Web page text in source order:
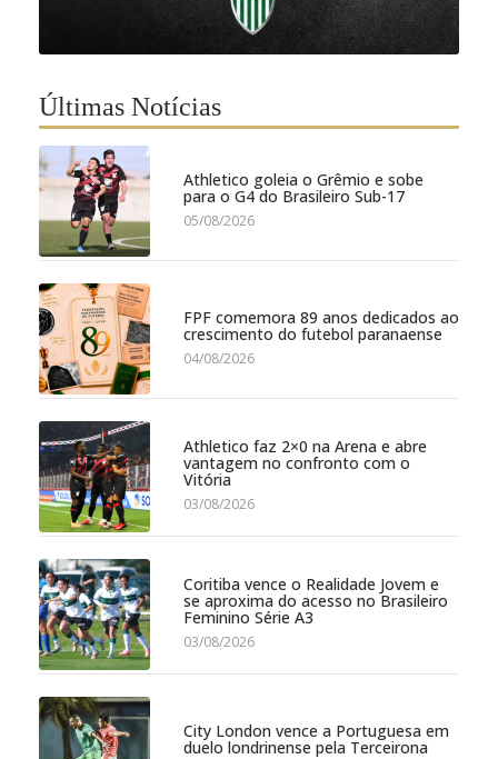
Últimas Notícias
Athletico goleia o Grêmio e sobe
para o G4 do Brasileiro Sub-17
05/08/2026
FPF comemora 89 anos dedicados ao
crescimento do futebol paranaense
04/08/2026
Athletico faz 2×0 na Arena e abre
vantagem no confronto com o
Vitória
03/08/2026
Coritiba vence o Realidade Jovem e
se aproxima do acesso no Brasileiro
Feminino Série A3
03/08/2026
City London vence a Portuguesa em
duelo londrinense pela Terceirona